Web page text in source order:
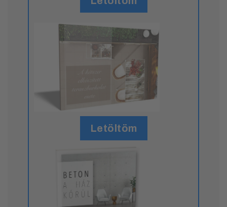
Letöltöm